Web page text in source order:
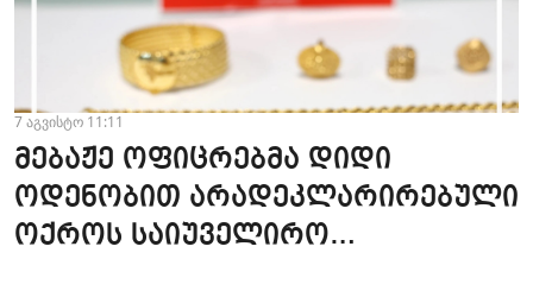
7 აგვისტო 11:11
მებაჟე ოფიცრებმა დიდი
ოდენობით არადეკლარირებული
ოქროს საიუველირო